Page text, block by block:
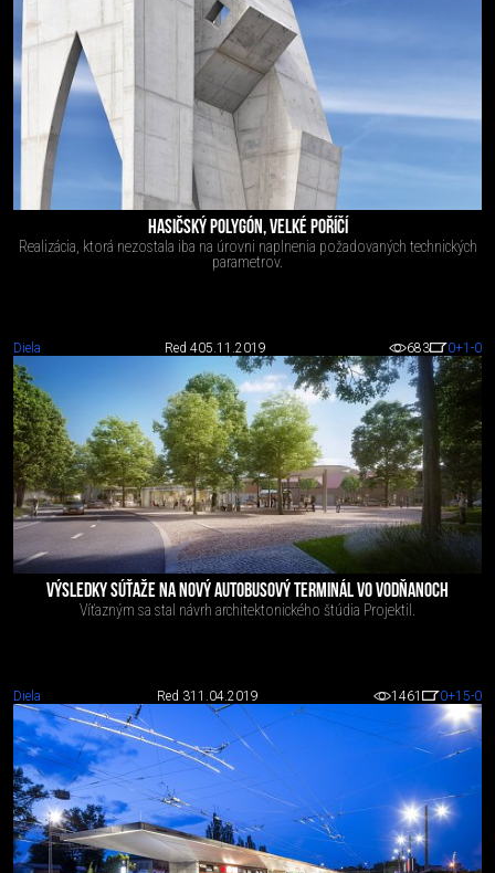
HASIČSKÝ POLYGÓN, VELKÉ POŘÍČÍ
Realizácia, ktorá nezostala iba na úrovni naplnenia požadovaných technických
parametrov.
Diela Red 405.11.2019 683 0+1 -0
VÝSLEDKY SÚŤAŽE NA NOVÝ AUTOBUSOVÝ TERMINÁL VO VODŇANOCH
Víťazným sa stal návrh architektonického štúdia Projektil.
Diela Red 311.04.2019 1461 0+15-0